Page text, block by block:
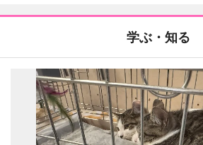
学ぶ・知る